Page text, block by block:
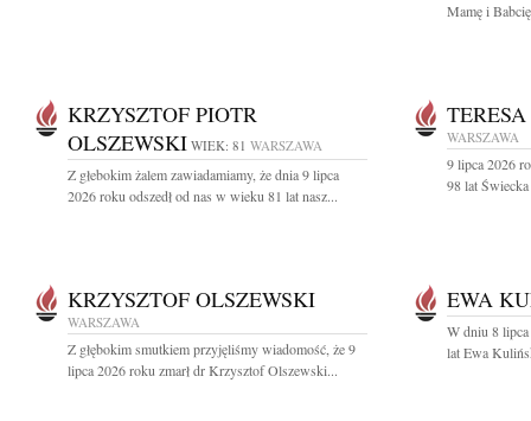
Mamę i
KRZYSZTOF PIOTR
OLSZEWSKI WIEK: 81 WARSZAWA
Z głebokim żalem zawiadamiamy, że dnia 9 lipca
2026 roku odszedł od nas w wieku 81 lat nasz...
WARSZAWA
9 lipca 2026
98 lat
KRZYSZTOF OLSZEWSKI
WARSZAWA
Z głębokim smutkiem przyjęliśmy wiadomość, że 9
lipca 2026 roku zmarł dr Krzysztof Olszewski...
EWA
W dniu 8
lat Ewa